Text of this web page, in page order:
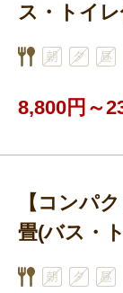
ス・トイ
8,800円～
【コンパ
畳(バス・